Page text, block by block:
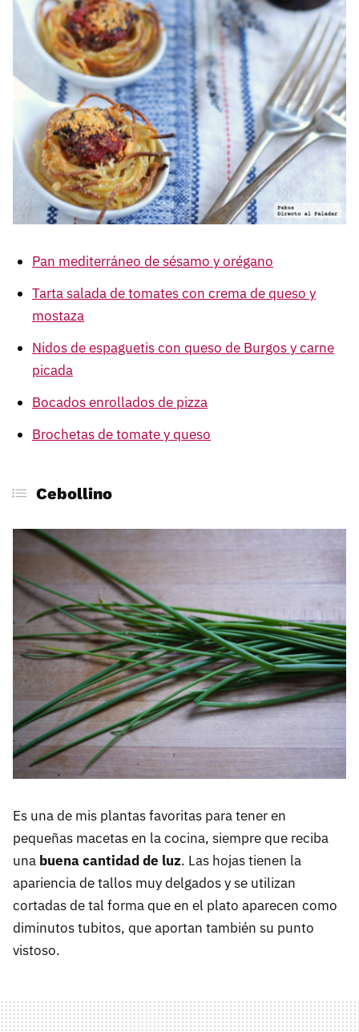
Pan mediterráneo de sésamo y orégano
Tarta salada de tomates con crema de queso y
mostaza
Nidos de espaguetis con queso de Burgos y carne
picada
Bocados enrollados de pizza
Brochetas de tomate y queso
Cebollino
Es una de mis plantas favoritas para tener en
pequeñas macetas en la cocina, siempre que reciba
una buena cantidad de luz. Las hojas tienen la
apariencia de tallos muy delgados y se utilizan
cortadas de tal forma que en el plato aparecen como
diminutos tubitos, que aportan también su punto
vistoso.